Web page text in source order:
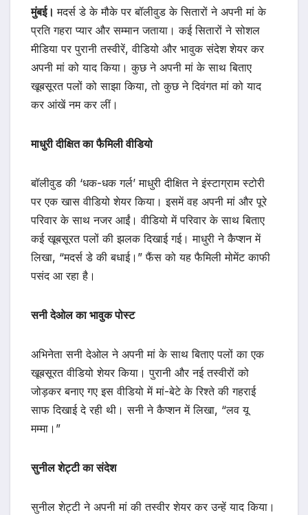
मुंबई।मदर्स डे के मौके पर बॉलीवुड के सितारों ने अपनी मां के
प्रति गहरा प्यार और सम्मान जताया। कई सितारों ने सोशल
मीडिया पर पुरानी तस्वीरें, वीडियो और भावुक संदेश शेयर कर
अपनी मां को याद किया। कुछ ने अपनी मां के साथ बिताए
खूबसूरत पलों को साझा किया, तो कुछ ने दिवंगत मां को याद
कर आंखें नम कर लीं।
माधुरी दीक्षित का फैमिली वीडियो
बॉलीवुड की ‘धक-धक गर्ल’ माधुरी दीक्षित ने इंस्टाग्राम स्टोरी
पर एक खास वीडियो शेयर किया। इसमें वह अपनी मां और पूरे
परिवार के साथ नजर आईं। वीडियो में परिवार के साथ बिताए
कई खूबसूरत पलों की झलक दिखाई गई। माधुरी ने कैप्शन में
लिखा, “मदर्स डे की बधाई।” फैंस को यह फैमिली मोमेंट काफी
पसंद आ रहा है।
सनी देओल का भावुक पोस्ट
अभिनेता सनी देओल ने अपनी मां के साथ बिताए पलों का एक
खूबसूरत वीडियो शेयर किया। पुरानी और नई तस्वीरों को
जोड़कर बनाए गए इस वीडियो में मां-बेटे के रिश्ते की गहराई
साफ दिखाई दे रही थी। सनी ने कैप्शन में लिखा, “लव यू
मम्मा।”
सुनील शेट्टी का संदेश
सुनील शेट्टी ने अपनी मां की तस्वीर शेयर कर उन्हें याद किया।